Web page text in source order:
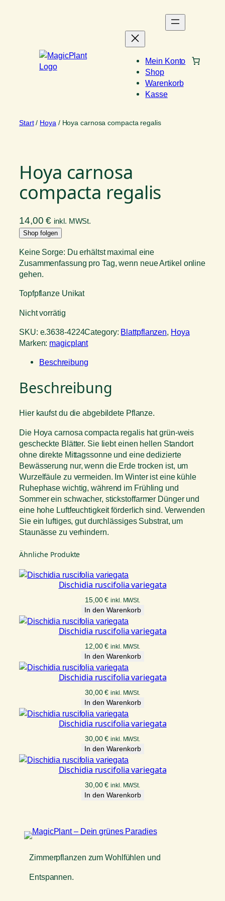
Mein Konto
Shop
Warenkorb
Kasse
Start/ Hoya / Hoya carnosa compacta regalis
Hoya carnosa
compacta regalis
14,00€ inkl. MWSt.
Shop folgen
Keine Sorge: Du erhältst maximal eine
Zusammenfassung pro Tag, wenn neue Artikel online
gehen.
Topfpflanze Unikat
Nicht vorrätig
SKU: e.3638-4224Category: Blattpflanzen, Hoya
Marken: magicplant
Beschreibung
Beschreibung
Hier kaufst du die abgebildete Pflanze.
Die Hoya carnosa compacta regalis hat grün-weis
gescheckte Blätter. Sie liebt einen hellen Standort
ohne direkte Mittagssonne und eine dedizierte
Bewässerung nur, wenn die Erde trocken ist, um
Wurzelfäule zu vermeiden. Im Winter ist eine kühle
Ruhephase wichtig, während im Frühling und
Sommer ein schwacher, stickstoffarmer Dünger und
eine hohe Luftfeuchtigkeit förderlich sind. Verwenden
Sie ein luftiges, gut durchlässiges Substrat, um
Staunässe zu verhindern.
Ähnliche Produkte
Dischidia ruscifolia variegata
15,00€ inkl. MWSt.
In den Warenkorb
Dischidia ruscifolia variegata
12,00€ inkl. MWSt.
In den Warenkorb
Dischidia ruscifolia variegata
30,00€ inkl. MWSt.
In den Warenkorb
Dischidia ruscifolia variegata
30,00€ inkl. MWSt.
In den Warenkorb
Dischidia ruscifolia variegata
30,00€ inkl. MWSt.
In den Warenkorb
Zimmerpflanzen zum Wohlfühlen und
Entspannen.